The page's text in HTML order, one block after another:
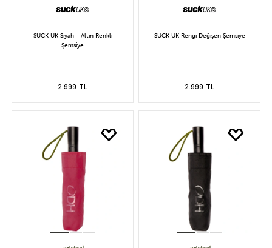
SUCK UK Siyah - Altın Renkli
Şemsiye
2.999 TL
SUCK UK Rengi Değişen Şemsiye
2.999 TL